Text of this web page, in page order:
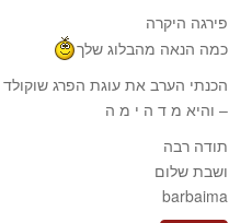
פירגה היקרה
כמה הנאה מהבלוג שלך
הכנתי הערב את עוגת הפרג שוקולד
– והיא מ ד ה י מ ה
תודה רבה
ושבת שלום
barbaima